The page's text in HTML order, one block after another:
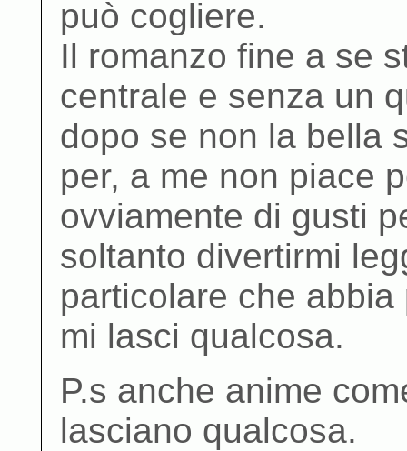
può cogliere.
Il romanzo fine a se
centrale e senza un
dopo se non la bella
per, a me non piace
ovviamente di gusti
soltanto divertirmi
particolare che
mi lasci qualcosa.
P.s anche anime
lasciano qualcosa.